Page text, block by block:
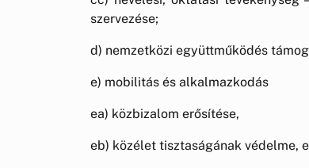
szervezése;
d) nemzetközi együttműködés
e) mobilitás és alkalmazkodás
ea) közbizalom erősítése,
eb) közélet tisztaságának védelme,